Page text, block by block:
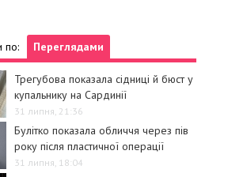
по: Переглядами
Трегубова показала сідниці й бюст у
купальнику на Сардинії
31 липня, 21:36
Булітко показала обличчя через пів
року після пластичної операції
31 липня, 18:04